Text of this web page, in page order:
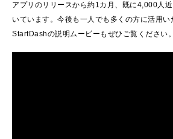
アプリのリリースから約1カ月、既に4,000人
いています。今後も一人でも多くの方に活用い
StartDashの説明ムービーもぜひご覧ください。